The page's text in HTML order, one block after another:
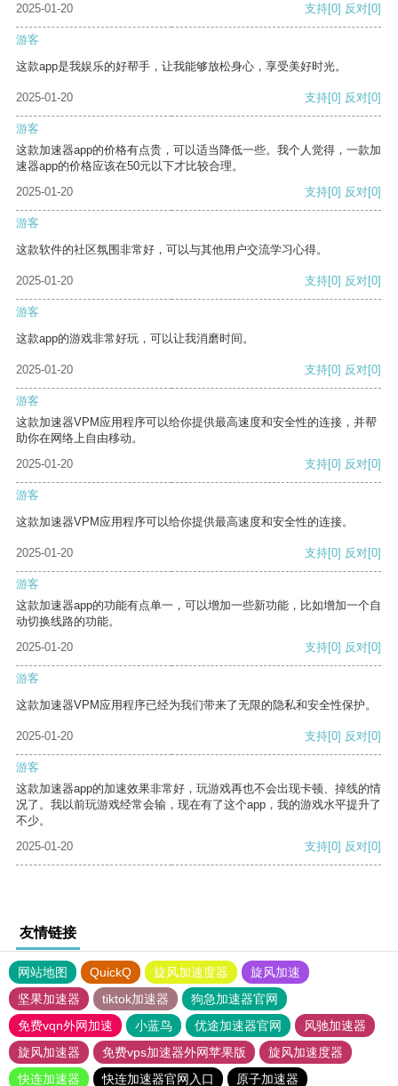
2025-01-20 支持[0] 反对[0]
游客
这款app是我娱乐的好帮手，让我能够放松身心，享受美好时光。
2025-01-20 支持[0] 反对[0]
游客
这款加速器app的价格有点贵，可以适当降低一些。我个人觉得，一款加
速器app的价格应该在50元以下才比较合理。
2025-01-20
支持[0] 反对[0]
游客
这款软件的社区氛围非常好，可以与其他用户交流学习心得。
2025-01-20 支持[0] 反对[0]
游客
这款app的游戏非常好玩，可以让我消磨时间。
2025-01-20 支持[0] 反对[0]
游客
这款加速器VPM应用程序可以给你提供最高速度和安全性的连接，并帮
助你在网络上自由移动。
2025-01-20
支持[0] 反对[0]
游客
这款加速器VPM应用程序可以给你提供最高速度和安全性的连接。
2025-01-20 支持[0] 反对[0]
游客
这款加速器app的功能有点单一，可以增加一些新功能，比如增加一个自
动切换线路的功能。
2025-01-20
支持[0] 反对[0]
游客
这款加速器VPM应用程序已经为我们带来了无限的隐私和安全性保护。
2025-01-20 支持[0] 反对[0]
游客
这款加速器app的加速效果非常好，玩游戏再也不会出现卡顿、掉线的情
况了。我以前玩游戏经常会输，现在有了这个app，我的游戏水平提升了
不少。
2025-01-20
支持[0] 反对[0]
友情链接
网站地图 QuickQ 旋风加速度器
旋风加速
坚果加速器
tiktok加速器
狗急加速器官网
免费vqn外网加速
小蓝鸟 优途加速器官网
风驰加速器
旋风加速器
免费vps加速器外网苹果版
旋风加速度器
快连加速器
快连加速器官网入口 原子加速器